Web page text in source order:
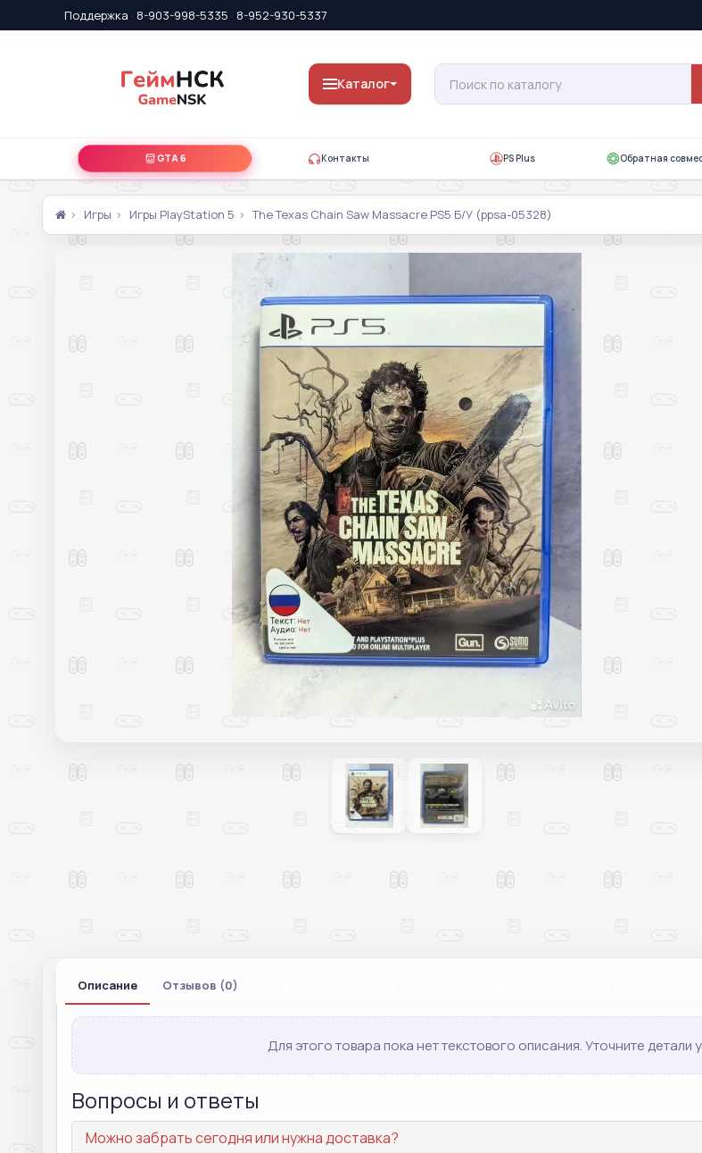
Поддержка · 8-903-998-5335 · 8-952-930-5337
Каталог
GTA 6 Контакты PS Plus Обратная
Игры Игры PlayStation 5 The Texas Chain Saw Massacre PS5 Б/У (ppsa-05328)
Описание Отзывов (0)
Для этого товара пока нет текстового описания. Уточните
Вопросы и ответы
Можно забрать сегодня или нужна доставка?